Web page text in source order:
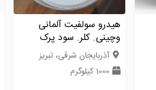
هیدرو سولفیت آلمانی
وچینی. کلر. سود پرک
آذربایجان شرقی، تبریز
1000 کیلوگرم